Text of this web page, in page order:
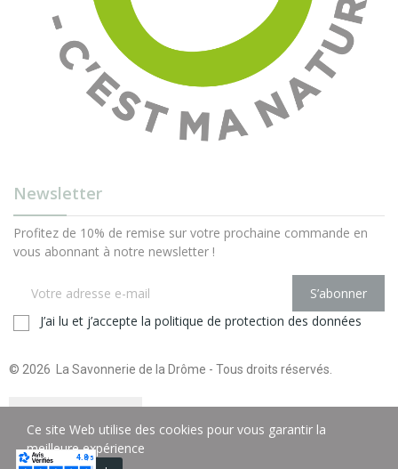
Newsletter
Profitez de 10% de remise sur votre prochaine commande en
vous abonnant à notre newsletter !
S’abonner
J’ai lu et j’accepte la politique de protection des données
© 2026 La Savonnerie de la Drôme - Tous droits réservés.
Ce site Web utilise des cookies pour vous garantir la
meilleure expérience